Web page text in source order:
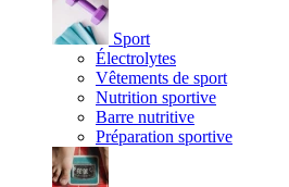
Sport
Électrolytes
Vêtements de sport
Nutrition sportive
Barre nutritive
Préparation sportive